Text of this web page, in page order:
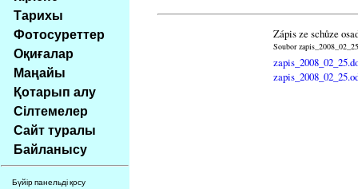
obsah
stránky
Klávesové
zkratky
tomto
webu
základní
Hlavní
strana
Тарихы
Фотосуреттер
Оқиғалар
Маңайы
Қотарып алу
Сілтемелер
Сайт туралы
Байланысу
Бүйір панельді қосу
Zápis ze schůze
Soubor